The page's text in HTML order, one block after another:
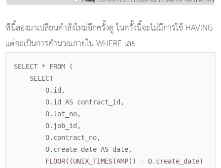
ทีนี้ลองมาเปลี่ยนคำสั่งใหม่อีกครั้งดู ในครั้งนี้จะไม่มีการใช้ HAVING
แต่จะเป็นการคำนวณภายใน WHERE เลย
SELECT * FROM (
SELECT
O.id,
O.id AS contract_id,
O.lot_no,
O.job_id,
O.contract_no,
O.create_date AS date,
FLOOR((UNIX_TIMESTAMP() - O.create_date)